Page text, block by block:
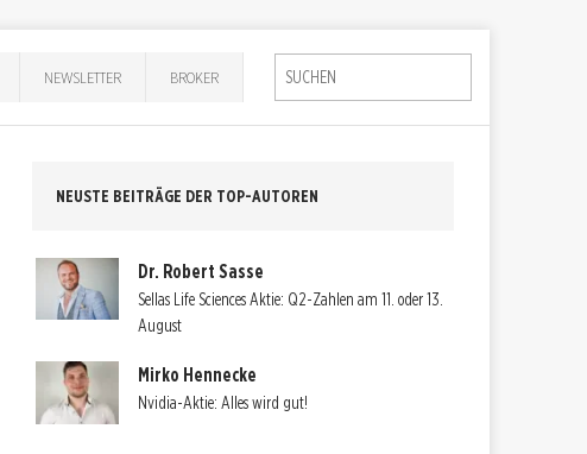
NEWSLETTER BROKER
NEUSTE BEITRÄGE DER TOP-AUTOREN
Dr. Robert Sasse
Sellas Life Sciences Aktie: Q2-Zahlen am 11. oder 13.
August
Mirko Hennecke
Nvidia-Aktie: Alles wird gut!